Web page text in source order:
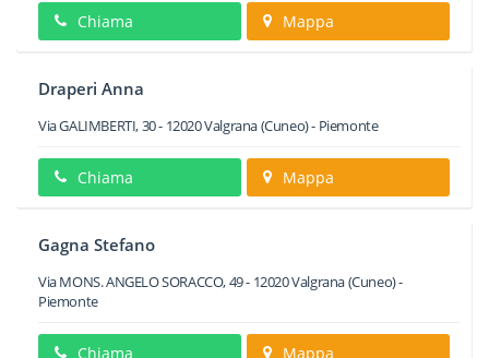
Chiama Mappa
Draperi Anna
Via GALIMBERTI, 30- 12020Valgrana(Cuneo) - Piemonte
Chiama Mappa
Gagna Stefano
Via MONS. ANGELO SORACCO, 49- 12020Valgrana(Cuneo) -
Piemonte
Chiama Mappa